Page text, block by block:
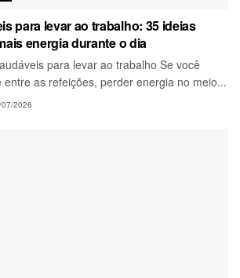
para levar ao trabalho: 35 ideias
energia durante o dia
para levar ao trabalho Se você
as refeições, perder energia no meio...
2026